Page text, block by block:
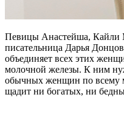
Певицы Анастейша, Кайли
писательница Дарья
объединяет всех этих
молочной железы. К ним
обычных женщин по всему
щадит ни богатых, ни